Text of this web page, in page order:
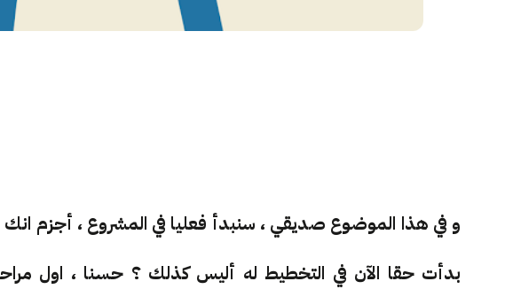
و في هذا الموضوع صديقي ، سنبدأ فعليا في المشروع ، أجزم
بدأت حقا الآن في التخطيط له أليس كذلك ؟ حسنا ، اول